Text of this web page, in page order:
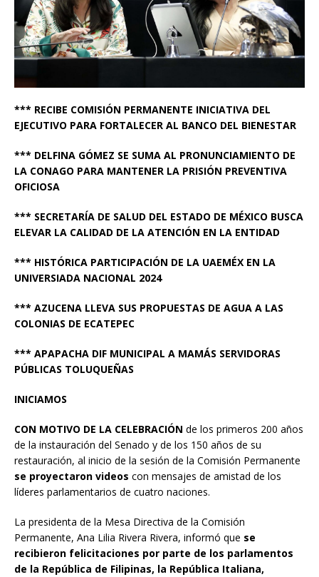
*** RECIBE COMISIÓN PERMANENTE INICIATIVA DEL
EJECUTIVO PARA FORTALECER AL BANCO DEL BIENESTAR
*** DELFINA GÓMEZ SE SUMA AL PRONUNCIAMIENTO DE
LA CONAGO PARA MANTENER LA PRISIÓN PREVENTIVA
OFICIOSA
*** SECRETARÍA DE SALUD DEL ESTADO DE MÉXICO BUSCA
ELEVAR LA CALIDAD DE LA ATENCIÓN EN LA ENTIDAD
*** HISTÓRICA PARTICIPACIÓN DE LA UAEMÉX EN LA
UNIVERSIADA NACIONAL 2024
*** AZUCENA LLEVA SUS PROPUESTAS DE AGUA A LAS
COLONIAS DE ECATEPEC
*** APAPACHA DIF MUNICIPAL A MAMÁS SERVIDORAS
PÚBLICAS TOLUQUEÑAS
INICIAMOS
CON MOTIVO DE LA CELEBRACIÓN de los primeros 200 años
de la instauración del Senado y de los 150 años de su
restauración, al inicio de la sesión de la Comisión Permanente
se proyectaron videos con mensajes de amistad de los
líderes parlamentarios de cuatro naciones.
La presidenta de la Mesa Directiva de la Comisión
Permanente, Ana Lilia Rivera Rivera, informó que se
recibieron felicitaciones por parte de los parlamentos
de la República de Filipinas, la República Italiana,